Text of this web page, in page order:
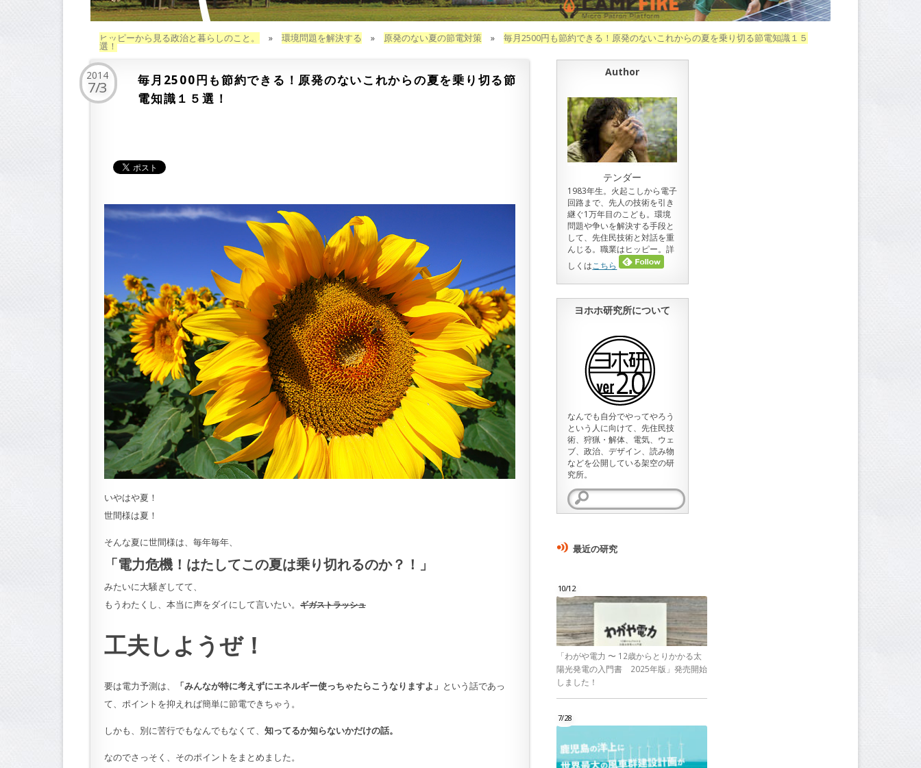
ヒッピーから見る政治と暮らしのこと。 » 環境問題を解決する » 原発のない夏の節電対策» 毎月2500円も節約できる！原発のないこれからの夏を乗り切る節電知識１５
選！
毎月2500円も節約できる！原発のないこれからの夏を乗り切る節
電知識１５選！
2014
7/3
いやはや夏！
世間様は夏！
そんな夏に世間様は、毎年毎年、
「電力危機！はたしてこの夏は乗り切れるのか？！」
みたいに大騒ぎしてて、
もうわたくし、本当に声をダイにして言いたい。 ギガストラッシュ
工夫しようぜ！
要は電力予測は、 「みんなが特に考えずにエネルギー使っちゃたらこうなりますよ」 という話であっ
て、ポイントを抑えれば簡単に節電できちゃう。
しかも、別に苦行でもなんでもなくて、 知ってるか知らないかだけの話。
なのでさっそく、そのポイントをまとめました。
Author
テンダー
1983年生。火起こしから電子
回路まで、先人の技術を引き
継ぐ1万年目のこども。環境
問題や争いを解決する手段と
して、先住民技術と対話を重
んじる。職業はヒッピー。詳
しくはこちら
ヨホホ研究所について
なんでも自分でやってやろう
という人に向けて、先住民技
術、狩猟・解体、電気、ウェ
ブ、政治、デザイン、読み物
などを公開している架空の研
究所。
検
索:
最近の研究
10/12
「わがや電力 〜 12歳からとりかかる太
陽光発電の入門書 2025年版」発売開始
しました！
7/28